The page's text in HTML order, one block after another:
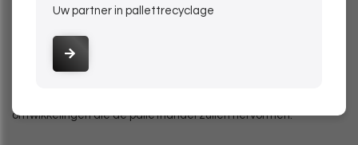
In de dynamische wereld van de logistiek en transport staan
goederenverplaatsing. Maar wat brengt de toekomst van de
pallethandel ons? Welke trends en voorspellingen kunnen we
ontwikkelingen die de pallethandel zullen hervormen.
Uw partner in pallettrecyclage